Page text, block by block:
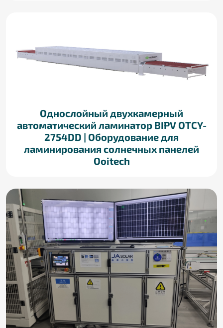
Однослойный двухкамерный
автоматический ламинатор BIPV OTCY-
2754DD | Оборудование для
ламинирования солнечных панелей
Ooitech